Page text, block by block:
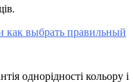
как выбрать правильный
однорідності кольору і